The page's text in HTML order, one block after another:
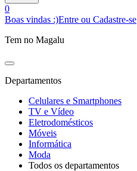
0
Boas vindas :)Entre ou Cadastre-se
Tem no Magalu
Departamentos
Celulares e Smartphones
TV e Vídeo
Eletrodomésticos
Móveis
Informática
Moda
Todos os departamentos